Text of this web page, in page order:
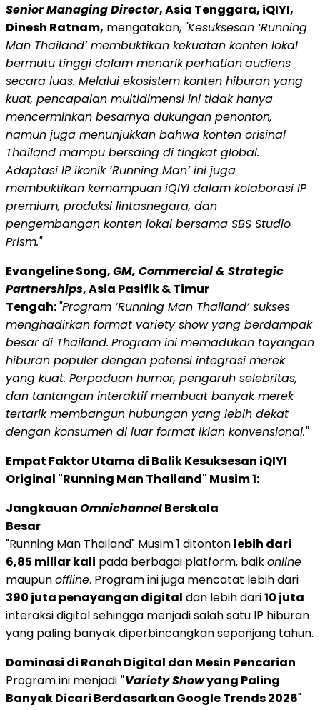
Senior Managing Director, Asia Tenggara, iQIYI,
Dinesh Ratnam, mengatakan, "Kesuksesan ‘Running
Man Thailand’ membuktikan kekuatan konten lokal
bermutu tinggi dalam menarikperhatianaudiens
secara luas. Melalui ekosistem konten hiburan yang
kuat, pencapaian multidimensi ini tidak hanya
mencerminkan besarnya dukungan penonton,
namun juga menunjukkan bahwa konten orisinal
Thailand mampu bersaing di tingkat global.
Adaptasi IP ikonik ‘Running Man’ ini juga
membuktikan kemampuan iQIYI dalam kolaborasi IP
premium, produksi lintasnegara, dan
pengembangan konten lokal bersama SBS Studio
Prism."
Evangeline Song,GM, Commercial & Strategic
Partnerships, Asia Pasifik & Timur
Tengah:"Program ‘Running Man Thailand’ sukses
menghadirkan format variety show yang berdampak
besar di Thailand. Program ini memadukan tayangan
hiburan populer dengan potensi integrasi merek
yang kuat. Perpaduan humor, pengaruh selebritas,
dan tantangan interaktif membuat banyak merek
tertarik membangun hubungan yang lebih dekat
dengan konsumen di luar format iklan konvensional."
Empat Faktor Utama di Balik Kesuksesan iQIYI
Original "Running Man Thailand" Musim 1:
JangkauanOmnichannelBerskala
Besar
"Running Man Thailand" Musim 1 ditonton lebih dari
6,85 miliar kali pada berbagai platform, baikonline
maupunoffline. Program ini juga mencatat lebih dari
390 juta penayangan digital dan lebih dari10 juta
interaksi digital sehingga menjadi salah satu IP hiburan
yang paling banyak diperbincangkan sepanjang tahun.
Dominasi di Ranah Digital dan Mesin Pencarian
Program ini menjadi "Variety Showyang Paling
Banyak Dicari Berdasarkan Google Trends 2026"